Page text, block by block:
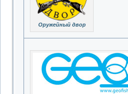
Оружейный двор